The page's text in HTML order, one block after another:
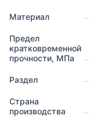
Материал
Предел
кратковременной
прочности, МПа
Раздел
Страна
производства